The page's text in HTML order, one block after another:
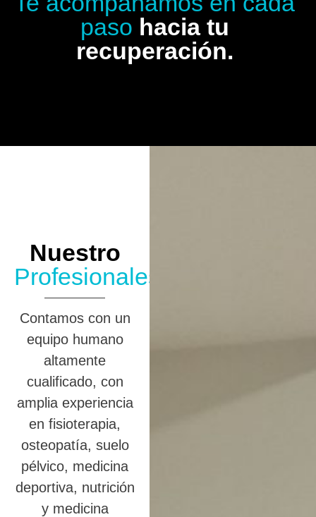
paso hacia tu
recuperación.
Nuestro
Profesionales
Contamos con un
equipo humano
altamente
cualificado, con
amplia experiencia
en fisioterapia,
osteopatía, suelo
pélvico, medicina
deportiva, nutrición
y medicina